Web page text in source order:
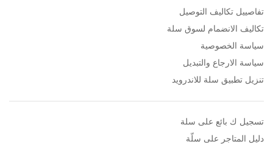
تفاصييل تكاليف التوصيل
تكاليف الانضمام لسوق سلة
سياسة الخصوصية
سياسة الارجاع والتبديل
تنزيل تطبيق سلة للاندرويد
تسجيل ك بائع على سلة
دليل المتاجر على سلّة